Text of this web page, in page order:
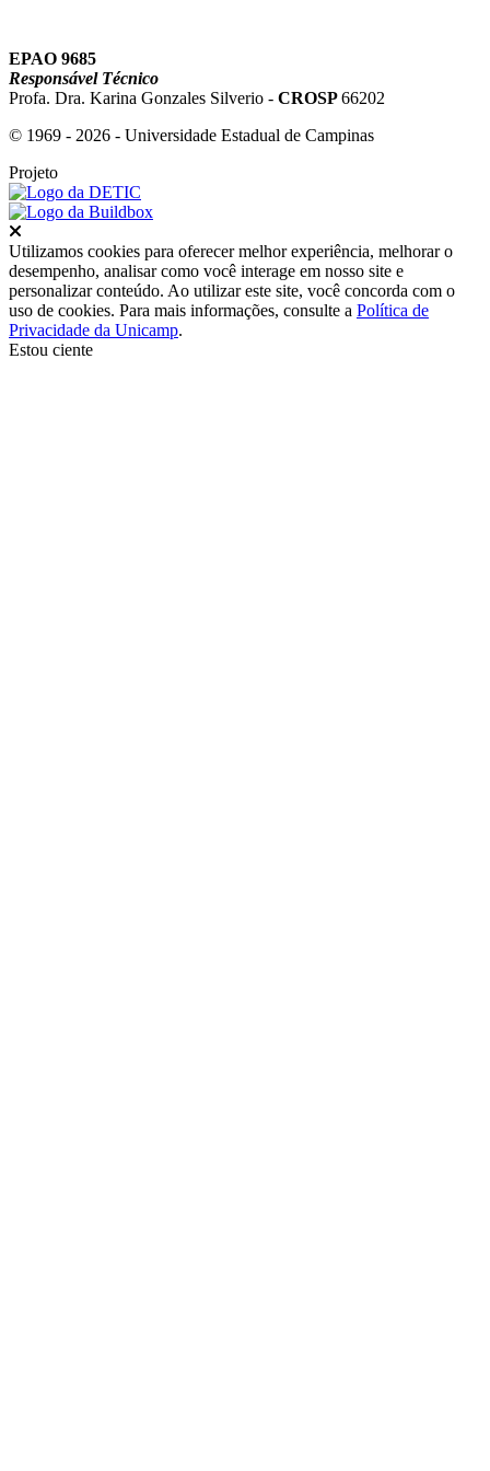
EPAO 9685
Responsável Técnico
Profa. Dra. Karina Gonzales Silverio - CROSP66202
© 1969 - 2026 - Universidade Estadual de Campinas
Projeto
Utilizamos cookies para oferecer melhor experiência, melhorar o
desempenho, analisar como você interage em nosso site e
personalizar conteúdo. Ao utilizar este site, você concorda com o
uso de cookies. Para mais informações, consulte a Política de
Privacidade da Unicamp.
Estou ciente